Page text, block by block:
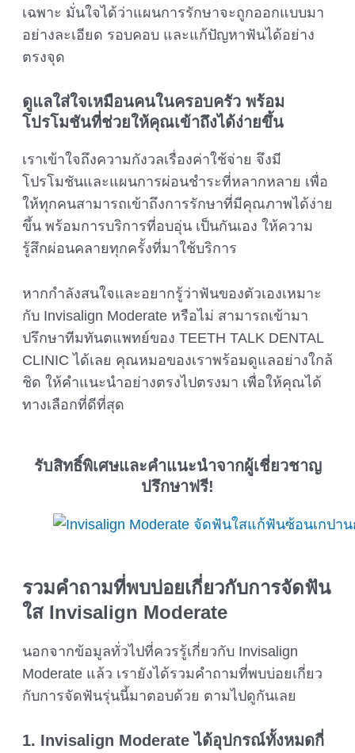
เฉพาะ มั่นใจได้ว่าแผนการรักษาจะถูกออกแบบมา
อย่างละเอียด รอบคอบ และแก้ปัญหาฟันได้อย่าง
ตรงจุด
ดูแลใส่ใจเหมือนคนในครอบครัว พร้อม
โปรโมชันที่ช่วยให้คุณเข้าถึงได้ง่ายขึ้น
เราเข้าใจถึงความกังวลเรื่องค่าใช้จ่าย จึงมี
โปรโมชันและแผนการผ่อนชำระที่หลากหลาย เพื่อ
ให้ทุกคนสามารถเข้าถึงการรักษาที่มีคุณภาพได้ง่าย
ขึ้น พร้อมการบริการที่อบอุ่น เป็นกันเอง ให้ความ
รู้สึกผ่อนคลายทุกครั้งที่มาใช้บริการ
หากกำลังสนใจและอยากรู้ว่าฟันของตัวเองเหมาะ
กับ Invisalign Moderate หรือไม่ สามารถเข้ามา
ปรึกษาทีมทันตแพทย์ของ TEETH TALK DENTAL
CLINIC ได้เลย คุณหมอของเราพร้อมดูแลอย่างใกล้
ชิด ให้คำแนะนำอย่างตรงไปตรงมา เพื่อให้คุณได้
ทางเลือกที่ดีที่สุด
รับสิทธิ์พิเศษและคำแนะนำจากผู้เชี่ยวชาญ
ปรึกษาฟรี!
รวมคำถามที่พบบ่อยเกี่ยวกับการจัดฟัน
ใส Invisalign Moderate
นอกจากข้อมูลทั่วไปที่ควรรู้เกี่ยวกับ Invisalign
Moderate แล้ว เรายังได้รวมคำถามที่พบบ่อยเกี่ยว
กับการจัดฟันรุ่นนี้มาตอบด้วย ตามไปดูกันเลย
1. Invisalign Moderateได้อุปกรณ์ทั้งหมดกี่